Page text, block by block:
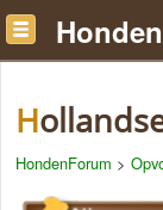
HondenForum >